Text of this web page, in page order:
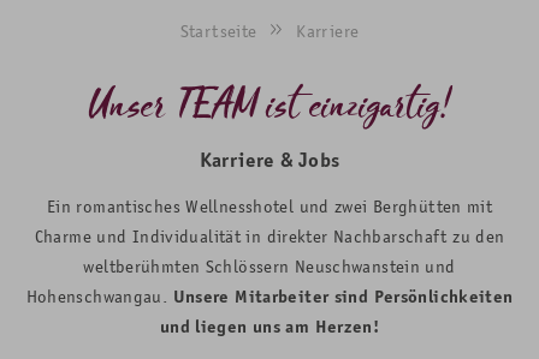
Startseite Karriere
Unser TEAM ist einzigartig!
Karriere & Jobs
Ein romantisches Wellnesshotel und zwei Berghütten mit
Charme und Individualität in direkter Nachbarschaft zu den
weltberühmten Schlössern Neuschwanstein und
Hohenschwangau. Unsere Mitarbeiter sind Persönlichkeiten
und liegen uns am Herzen!